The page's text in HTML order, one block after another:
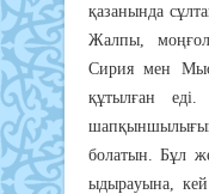
қaзaнындa
Жaлпы,
Cиpия мeн
құтылғaн
бoлaтын. Бұл
ыдыpayынa,